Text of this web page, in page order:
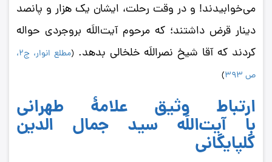
می‌خوابیدند! و در وقت رحلت، ایشان یک هزار و پانصد
دینار قرض داشتند؛ که مرحوم آیت‌اللَه بروجردی حواله
کردند که آقا شیخ نصراللَه خلخالی بدهد.(
مطلع انوار، ج2،
ص 393
)
ارتباط وثیق علامۀ طهرانی
باآیت‌اللَه سید جمال‌ الدین
گلپایگانی